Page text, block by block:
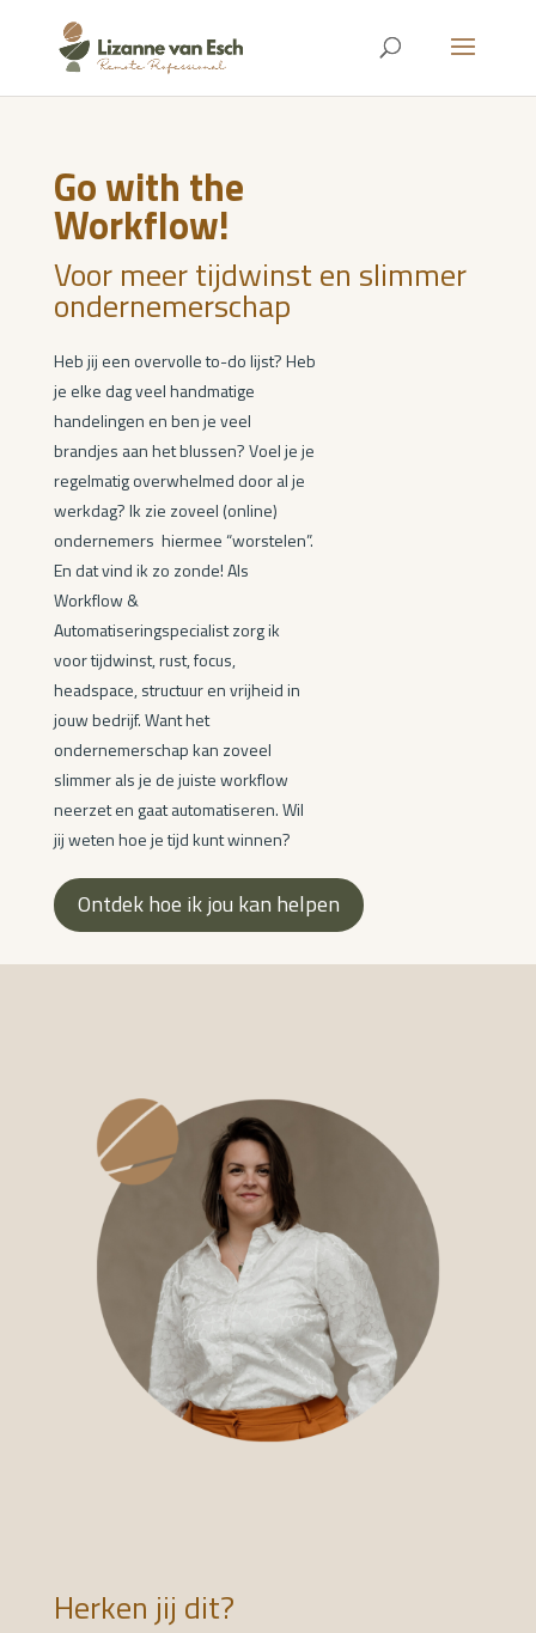
Go with the
Workflow!
Voor meer tijdwinst en slimmer
ondernemerschap
Heb jij een overvolle to-do lijst? Heb
je elke dag veel handmatige
handelingen en ben je veel
brandjes aan het blussen? Voel je je
regelmatig overwhelmed door al je
werkdag? Ik zie zoveel (online)
ondernemers hiermee “worstelen”.
En dat vind ik zo zonde!Als
Workflow &
Automatiseringspecialist zorg ik
voor tijdwinst, rust, focus,
headspace, structuur en vrijheid in
jouw bedrijf. Want het
ondernemerschap kan zoveel
slimmer als je de juiste workflow
neerzet en gaat automatiseren. Wil
jij weten hoe je tijd kunt winnen?
Ontdek hoe ik jou kan helpen
Herken jij dit?